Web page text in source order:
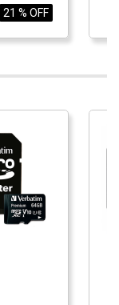
21 % OFF